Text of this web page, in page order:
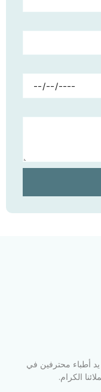
يد أطباء محترفين في
الكرام.